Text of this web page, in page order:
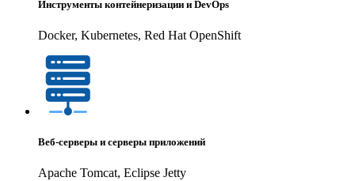
Инструменты контейнеризации и DevOps
Docker, Kubernetes, Red Hat OpenShift
Веб-серверы и серверы приложений
Apache Tomcat, Eclipse Jetty